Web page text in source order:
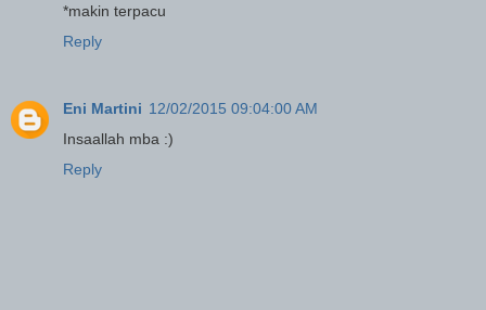
*makin terpacu
Reply
Eni Martini 12/02/2015 09:04:00 AM
Insaallah mba :)
Reply